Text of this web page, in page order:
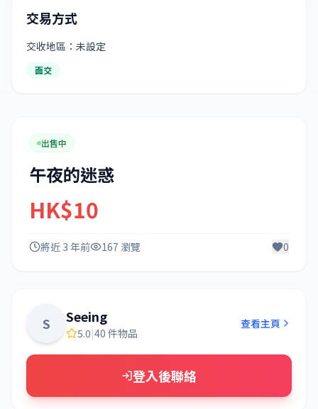
交易方式
交收地區：未設定
面交
出售中
午夜的迷惑
HK$10
將近 3 年前 167 瀏覽 0
S Seeing
5.0|40 件物品
查看主頁
登入後聯絡